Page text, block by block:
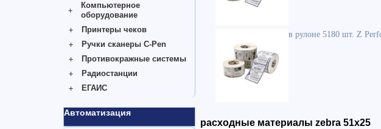
Компьютерное
оборудование
Принтеры чеков
Ручки сканеры C-Pen
Противокражные системы
Радиостанции
ЕГАИС
Автоматизация
в рулоне 5180 шт. Z
расходные материалы zebra 51x25